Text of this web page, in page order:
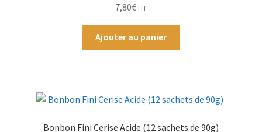
7,80€ HT
Ajouter au panier
Bonbon Fini Cerise Acide (12 sachets de 90g)